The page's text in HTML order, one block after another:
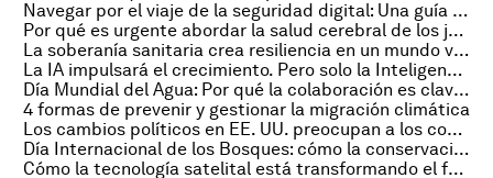
Navegar por el viaje de la seguridad digital: Una guía para implementar intervenciones
Por qué es urgente abordar la salud cerebral de los jóvenes para proteger la economía global
La soberanía sanitaria crea resiliencia en un mundo volátil – estos 3 países trabajan para lograrla
La IA impulsará el crecimiento. Pero solo la Inteligencia Auténtica puede empoderar al mundo
Día Mundial del Agua: Por qué la colaboración es clave para resolver la crisis mundial del agua
4 formas de prevenir y gestionar la migración climática
Los cambios políticos en EE. UU. preocupan a los consumidores, y otras noticias económicas clave
Día Internacional de los Bosques: cómo la conservación y restauración contribuyen con la seguridad alimentaria
Cómo la tecnología satelital está transformando el futuro de la seguridad vial